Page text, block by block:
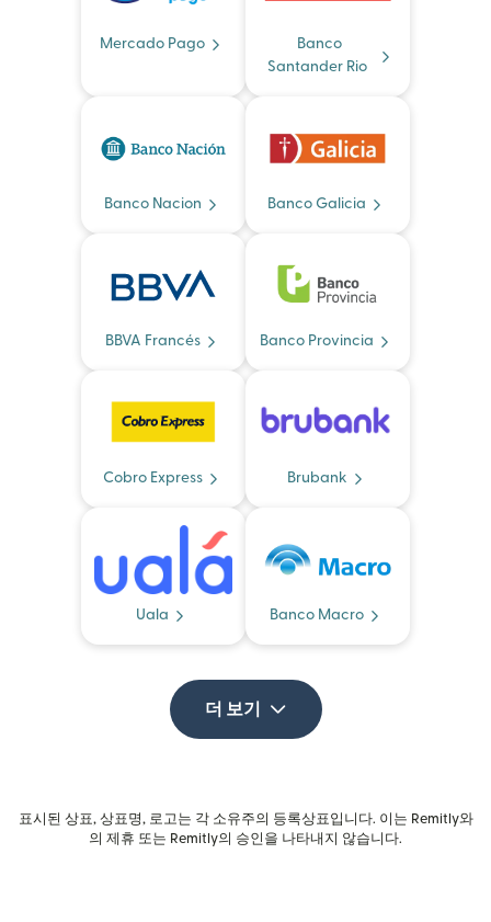
Mercado Pago
Banco
Santander Rio
Banco Nacion Banco Galicia
BBVA Francés Banco Provincia
Cobro Express Brubank
Uala Banco Macro
더 보기
표시된 상표, 상표명, 로고는 각 소유주의 등록상표입니다. 이는 Remitly와
의 제휴 또는 Remitly의 승인을 나타내지 않습니다.